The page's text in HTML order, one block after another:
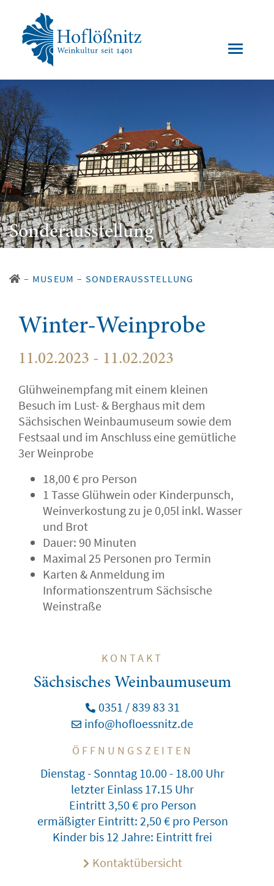
Sonderausstellung
– MUSEUM – SONDERAUSSTELLUNG
Winter-Weinprobe
11.02.2023 - 11.02.2023
Glühweinempfang mit einem kleinen
Besuch im Lust- & Berghaus mit dem
Sächsischen Weinbaumuseum sowie dem
Festsaal und im Anschluss eine gemütliche
3er Weinprobe
18,00 € pro Person
1 Tasse Glühwein oder Kinderpunsch,
Weinverkostung zu je 0,05l inkl. Wasser
und Brot
Dauer: 90 Minuten
Maximal 25 Personen pro Termin
Karten & Anmeldung im
Informationszentrum Sächsische
Weinstraße
KONTAKT
Sächsisches Weinbaumuseum
0351 / 839 83 31
info@hofloessnitz.de
ÖFFNUNGSZEITEN
Dienstag - Sonntag 10.00 - 18.00 Uhr
letzter Einlass 17.15 Uhr
Eintritt 3,50 € pro Person
ermäßigter Eintritt: 2,50 € pro Person
Kinder bis 12 Jahre: Eintritt frei
Kontaktübersicht